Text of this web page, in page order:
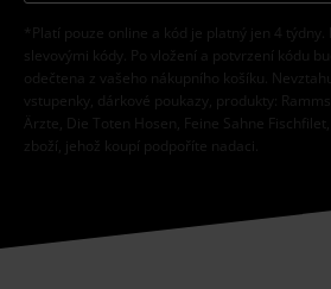
*Platí pouze online a kód je platný jen 4
slevovými kódy. Po vložení a potvrzení kódu
odečtena z vašeho nákupního košíku.
vstupenky, dárkové poukazy, produkty:
Ärzte, Die Toten Hosen, Feine Sahne
zboží, jehož koupí podpoříte nadaci.